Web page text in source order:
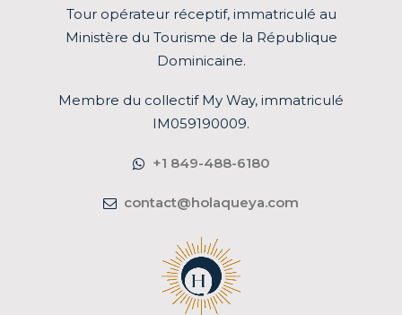
Tour opérateur réceptif, immatriculé au
Ministère du Tourisme de la République
Dominicaine.
Membre du collectif My Way, immatriculé
IM059190009.
+1 849-488-6180
contact@holaqueya.com